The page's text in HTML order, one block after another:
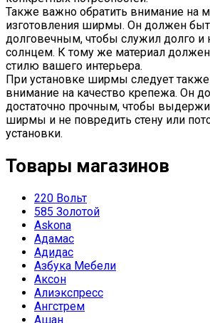
Также важно обратить внимание на
изготовления ширмы. Он должен
долговечным, чтобы служил долго и
солнцем. К тому же материал должен
стилю вашего интерьера.
При установке ширмы следует также
внимание на качество крепежа. Он
достаточно прочным, чтобы
ширмы и не повредить стену или
установки.
Товары магазинов
220 Вольт
585 Золотой
Askona
Адамас
Адидас
Азбука Мебели
Аксон
Алиэкспресс
Ангстрем
Ашан